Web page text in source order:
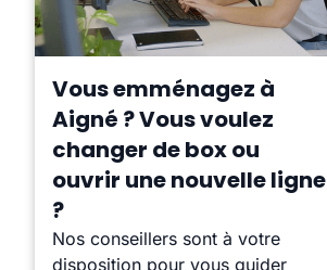
Vous emménagez à
Aigné ? Vous voulez
changer de box ou
ouvrir une nouvelle ligne
?
Nos conseillers sont à votre
disposition pour vous guider